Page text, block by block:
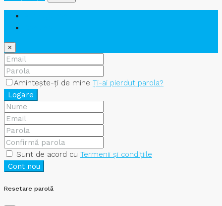
×
Amintește-ți de mine Ți-ai pierdut parola?
Logare
Sunt de acord cu Termenii și condițiile
Cont nou
Resetare parolă